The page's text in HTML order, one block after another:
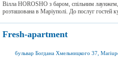
Вілла HOROSHO з баром, спільним
розташована в Маріуполі. До послуг гостей
Fresh-apartment
бульвар Богдана Хмельницкого 37,